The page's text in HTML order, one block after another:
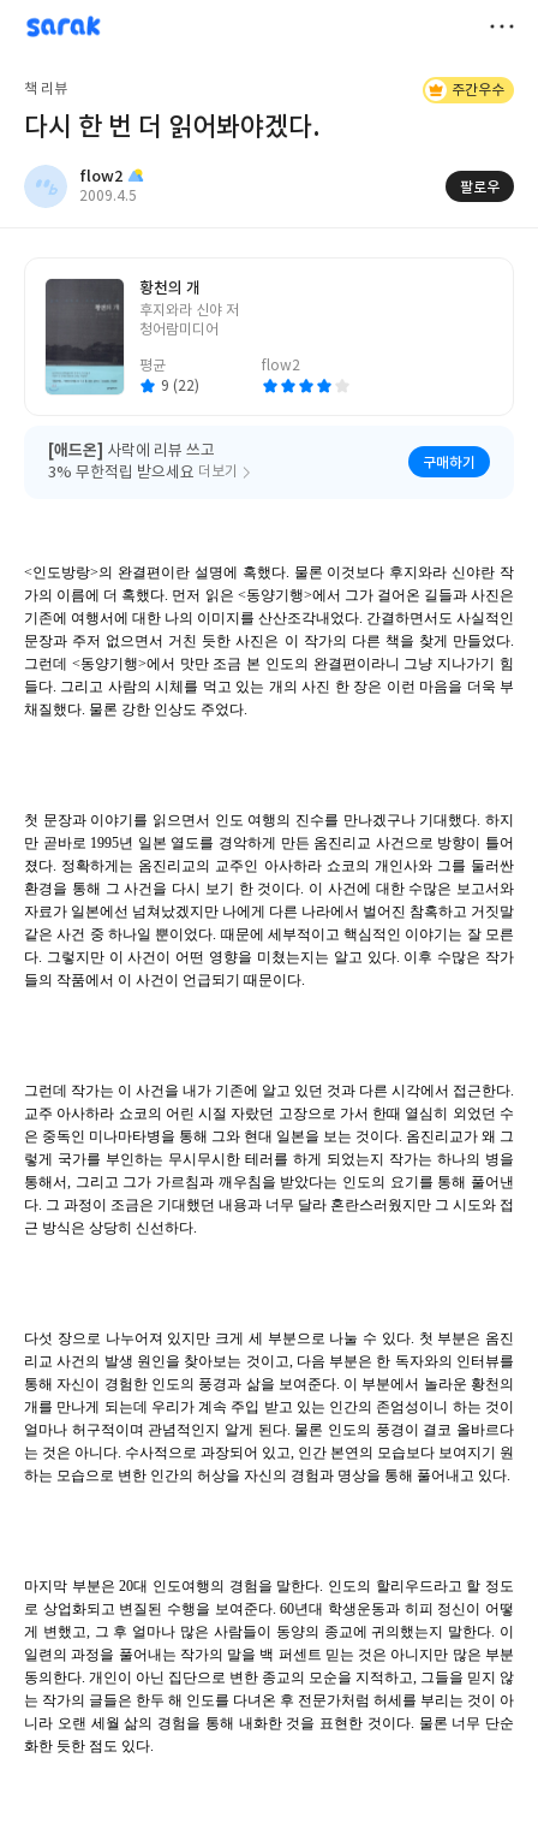
sarak
flow2
저
장
책 리뷰 주간우수
다시 한 번 더 읽어봐야겠다.
flow2
작
2009.4.5
팔로우
황천의 개
글
쓴
후지와라 신야 저
청어람미디어
평균
9 (22)
flow2
[애드온] 사락에 리뷰 쓰고
3% 무한적립 받으세요 더보기
구매하기
<인도방랑>의 완결편이란 설명에 혹했다. 물론 이것보다 후지와라 신야란 작
가의 이름에 더 혹했다. 먼저 읽은 <동양기행>에서 그가 걸어온 길들과 사진은
기존에 여행서에 대한 나의 이미지를 산산조각내었다. 간결하면서도 사실적인
문장과 주저 없으면서 거친 듯한 사진은 이 작가의 다른 책을 찾게 만들었다.
그런데 <동양기행>에서 맛만 조금 본 인도의 완결편이라니 그냥 지나가기 힘
들다. 그리고 사람의 시체를 먹고 있는 개의 사진 한 장은 이런 마음을 더욱 부
채질했다. 물론 강한 인상도 주었다.
첫 문장과 이야기를 읽으면서 인도 여행의 진수를 만나겠구나 기대했다. 하지
만 곧바로 1995년 일본 열도를 경악하게 만든 옴진리교 사건으로 방향이 틀어
졌다. 정확하게는 옴진리교의 교주인 아사하라 쇼코의 개인사와 그를 둘러싼
환경을 통해 그 사건을 다시 보기 한 것이다. 이 사건에 대한 수많은 보고서와
자료가 일본에선 넘쳐났겠지만 나에게 다른 나라에서 벌어진 참혹하고 거짓말
같은 사건 중 하나일 뿐이었다. 때문에 세부적이고 핵심적인 이야기는 잘 모른
다. 그렇지만 이 사건이 어떤 영향을 미쳤는지는 알고 있다. 이후 수많은 작가
들의 작품에서 이 사건이 언급되기 때문이다.
그런데 작가는 이 사건을 내가 기존에 알고 있던 것과 다른 시각에서 접근한다.
교주 아사하라 쇼코의 어린 시절 자랐던 고장으로 가서 한때 열심히 외었던 수
은 중독인 미나마타병을 통해 그와 현대 일본을 보는 것이다. 옴진리교가 왜 그
렇게 국가를 부인하는 무시무시한 테러를 하게 되었는지 작가는 하나의 병을
통해서, 그리고 그가 가르침과 깨우침을 받았다는 인도의 요기를 통해 풀어낸
다. 그 과정이 조금은 기대했던 내용과 너무 달라 혼란스러웠지만 그 시도와 접
근 방식은 상당히 신선하다.
다섯 장으로 나누어져 있지만 크게 세 부분으로 나눌 수 있다. 첫 부분은 옴진
리교 사건의 발생 원인을 찾아보는 것이고, 다음 부분은 한 독자와의 인터뷰를
통해 자신이 경험한 인도의 풍경과 삶을 보여준다. 이 부분에서 놀라운 황천의
개를 만나게 되는데 우리가 계속 주입 받고 있는 인간의 존엄성이니 하는 것이
얼마나 허구적이며 관념적인지 알게 된다. 물론 인도의 풍경이 결코 올바르다
는 것은 아니다. 수사적으로 과장되어 있고, 인간 본연의 모습보다 보여지기 원
하는 모습으로 변한 인간의 허상을 자신의 경험과 명상을 통해 풀어내고 있다.
마지막 부분은 20대 인도여행의 경험을 말한다. 인도의 할리우드라고 할 정도
로 상업화되고 변질된 수행을 보여준다. 60년대 학생운동과 히피 정신이 어떻
게 변했고, 그 후 얼마나 많은 사람들이 동양의 종교에 귀의했는지 말한다. 이
일련의 과정을 풀어내는 작가의 말을 백 퍼센트 믿는 것은 아니지만 많은 부분
동의한다. 개인이 아닌 집단으로 변한 종교의 모순을 지적하고, 그들을 믿지 않
는 작가의 글들은 한두 해 인도를 다녀온 후 전문가처럼 허세를 부리는 것이 아
니라 오랜 세월 삶의 경험을 통해 내화한 것을 표현한 것이다. 물론 너무 단순
화한 듯한 점도 있다.